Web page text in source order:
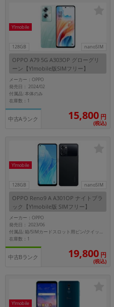
128GB nanoSIM
Y!mobile
OPPO A79 5G A303OP グローグリ
ーン【Y!mobile版SIMフリー】
メーカー：OPPO
発売日： 2024/02
付属品: 本体のみ
在庫数：1
中古Aランク 15,800 円
(税込)
128GB nanoSIM
Y!mobile
OPPO Reno9 A A301OP ナイトブラ
ック【Y!mobile版 SIMフリー】
メーカー：OPPO
発売日： 2023/06
付属品: 箱/SIMカードスロット用ピン/クイックスタート
在庫数：1
中古Bランク 19,800 円
(税込)
Y!mobile
製造、販売メーカーの絞り込み
「Apple」「SONY」「SHARP」など
機能・特徴
商品の搭載機能による絞り込み
「5G対応」「防水」「ワンセグ」など
ドライブ
ドライブの絞り込み
ランク
CPUの絞り込み
OS
メモリ
~
容量
モニタサイズ